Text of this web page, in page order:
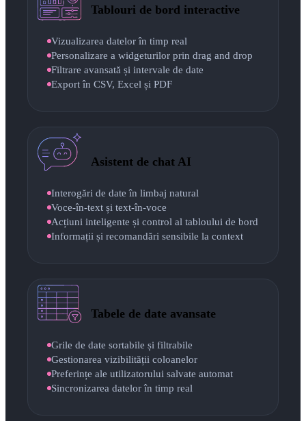
Tablouri de bord interactive
Vizualizarea datelor în timp real
Personalizare a widgeturilor prin drag and drop
Filtrare avansată și intervale de date
Export în CSV, Excel și PDF
Asistent de chat AI
Interogări de date în limbaj natural
Voce-în-text și text-în-voce
Acțiuni inteligente și control al tabloului de bord
Informații și recomandări sensibile la context
Tabele de date avansate
Grile de date sortabile și filtrabile
Gestionarea vizibilității coloanelor
Preferințe ale utilizatorului salvate automat
Sincronizarea datelor în timp real